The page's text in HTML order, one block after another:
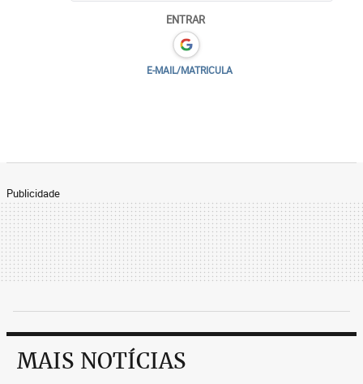
ENTRAR
E-MAIL/MATRICULA
Publicidade
MAIS NOTÍCIAS